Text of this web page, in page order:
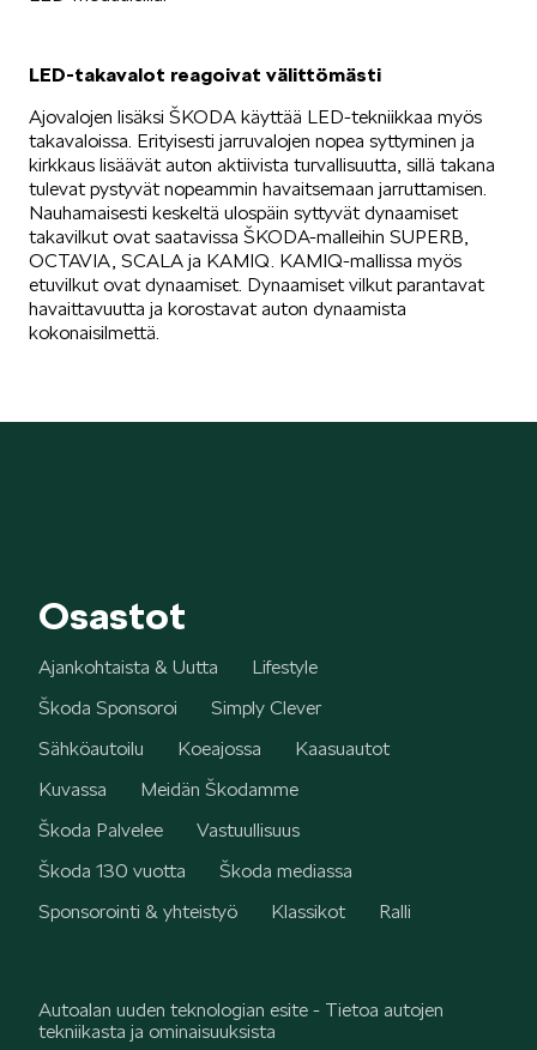
SPONSOROINTI & YHTEISTYÖ
KLASSIKOT
Mallit
FABIA
OCTAVIA
LED-takavalot reagoivat välittömästi
Ajovalojen lisäksi ŠKODA käyttää LED-tekniikkaa myös
takavaloissa. Erityisesti jarruvalojen nopea syttyminen ja
kirkkaus lisäävät auton aktiivista turvallisuutta, sillä takana
tulevat pystyvät nopeammin havaitsemaan jarruttamisen.
Nauhamaisesti keskeltä ulospäin syttyvät dynaamiset
takavilkut ovat saatavissa ŠKODA-malleihin SUPERB,
OCTAVIA, SCALA ja KAMIQ. KAMIQ-mallissa myös
etuvilkut ovat dynaamiset. Dynaamiset vilkut parantavat
havaittavuutta ja korostavat auton dynaamista
kokonaisilmettä.
Osastot
Ajankohtaista & Uutta
Lifestyle
Škoda Sponsoroi
Simply Clever
Sähköautoilu
Koeajossa
Kaasuautot
Kuvassa
Meidän Škodamme
Škoda Palvelee
Vastuullisuus
Škoda 130 vuotta
Škoda mediassa
Sponsorointi & yhteistyö
Klassikot Ralli
Autoalan uuden teknologian esite - Tietoa autojen
tekniikasta ja ominaisuuksista